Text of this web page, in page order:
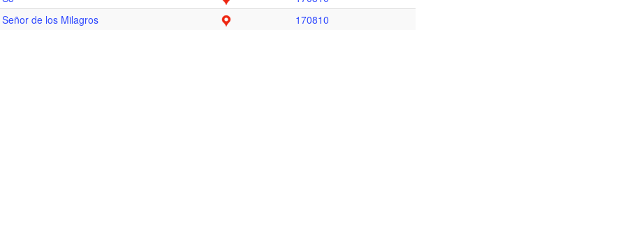
Señor de los Milagros 170810